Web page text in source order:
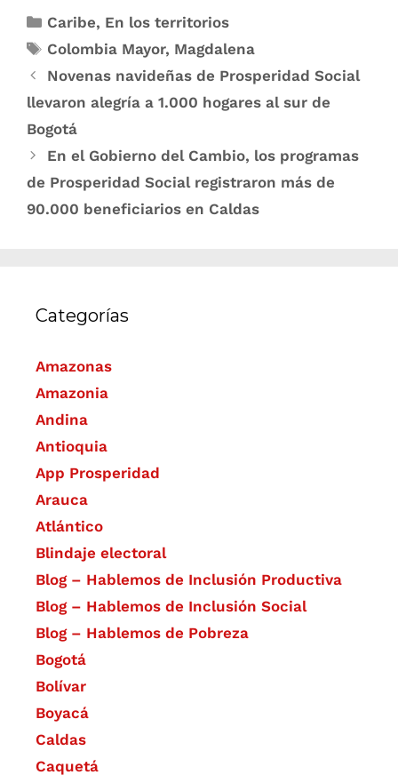
Caribe, En los territorios
Colombia Mayor, Magdalena
Novenas navideñas de Prosperidad Social
llevaron alegría a 1.000 hogares al sur de
Bogotá
En el Gobierno del Cambio, los programas
de Prosperidad Social registraron más de
90.000 beneficiarios en Caldas
Categorías
Amazonas
Amazonia
Andina
Antioquia
App Prosperidad
Arauca
Atlántico
Blindaje electoral
Blog – Hablemos de Inclusión Productiva
Blog – Hablemos de Inclusión Social
Blog – Hablemos de Pobreza
Bogotá
Bolívar
Boyacá
Caldas
Caquetá